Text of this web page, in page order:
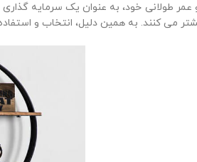
طولانی خود، به عنوان یک سرمایه
می کنند. به همین دلیل، انتخاب و